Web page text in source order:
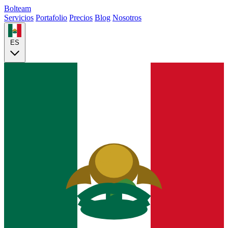
Bolteam
Servicios Portafolio Precios Blog Nosotros
ES